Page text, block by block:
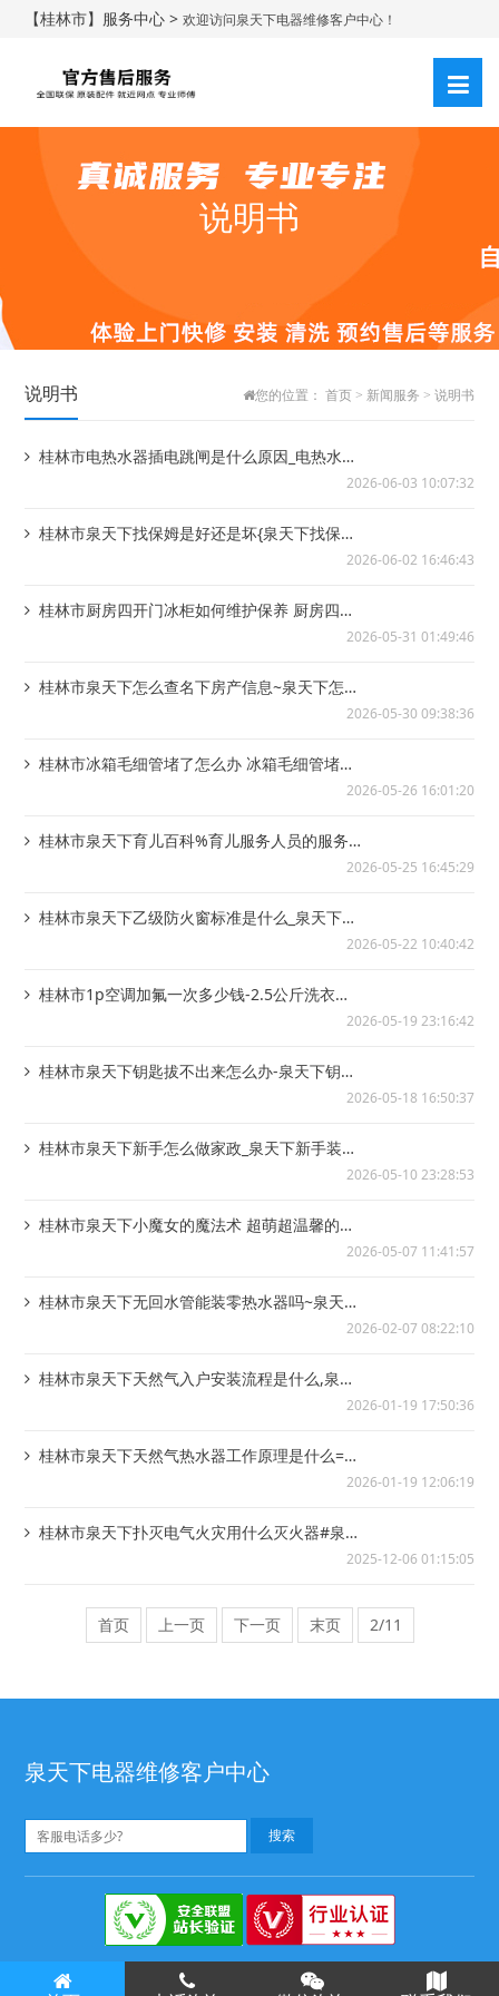
【桂林市】服务中心 >欢迎访问泉天下电器维修客户中心！
说明书
说明书 您的位置： 首页> 新闻服务 > 说明书
桂林市电热水器插电跳闸是什么原因_电热水器
2026-06-03 10:07:32
桂林市泉天下找保姆是好还是坏{泉天下找保姆
2026-06-02 16:46:43
桂林市厨房四开门冰柜如何维护保养 厨房四开
2026-05-31 01:49:46
桂林市泉天下怎么查名下房产信息~泉天下怎么
2026-05-30 09:38:36
桂林市冰箱毛细管堵了怎么办 冰箱毛细管堵了
2026-05-26 16:01:20
桂林市泉天下育儿百科%育儿服务人员的服务
2026-05-25 16:45:29
桂林市泉天下乙级防火窗标准是什么_泉天下乙
2026-05-22 10:40:42
桂林市1p空调加氟一次多少钱-2.5公斤洗衣机
2026-05-19 23:16:42
桂林市泉天下钥匙拔不出来怎么办-泉天下钥匙
2026-05-18 16:50:37
桂林市泉天下新手怎么做家政_泉天下新手装修
2026-05-10 23:28:53
桂林市泉天下小魔女的魔法术 超萌超温馨的简
2026-05-07 11:41:57
桂林市泉天下无回水管能装零热水器吗~泉天下
2026-02-07 08:22:10
桂林市泉天下天然气入户安装流程是什么,泉天
2026-01-19 17:50:36
桂林市泉天下天然气热水器工作原理是什么=泉
2026-01-19 12:06:19
桂林市泉天下扑灭电气火灾用什么灭火器#泉天
2025-12-06 01:15:05
首页 上一页 下一页 末页 2/11
泉天下电器维修客户中心
Copyright © 泉天下热水器维修版权所有